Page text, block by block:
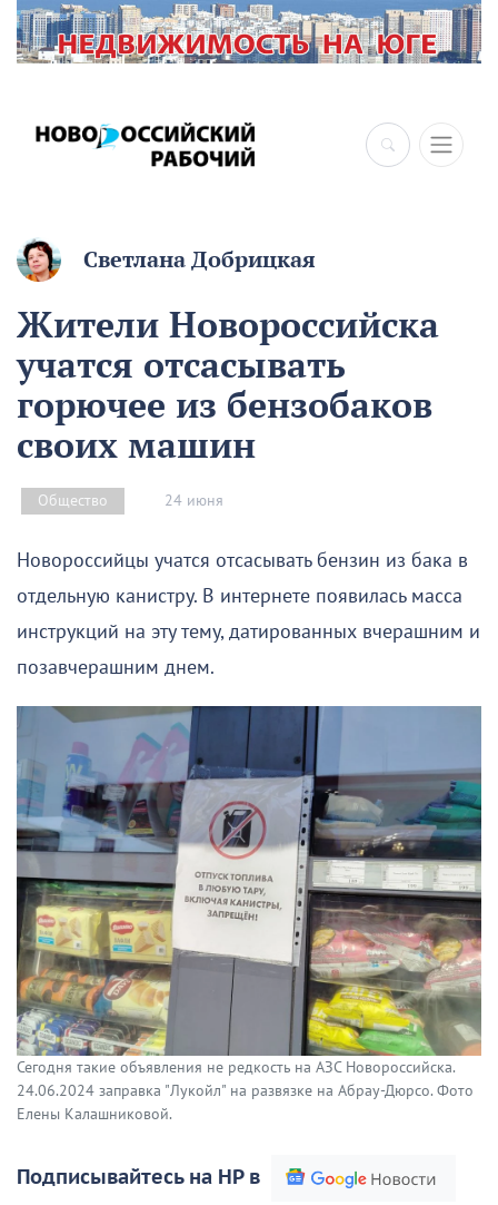
×
Светлана Добрицкая
Жители Новороссийска
учатся отсасывать
горючее из бензобаков
своих машин
Общество 24 июня
Новороссийцы учатся отсасывать бензин из бака в
отдельную канистру. В интернете появилась масса
инструкций на эту тему, датированных вчерашним и
позавчерашним днем.
Сегодня такие объявления не редкость на АЗС Новороссийска.
24.06.2024 заправка "Лукойл" на развязке на Абрау-Дюрсо. Фото
Елены Калашниковой.
Подписывайтесь на НР в